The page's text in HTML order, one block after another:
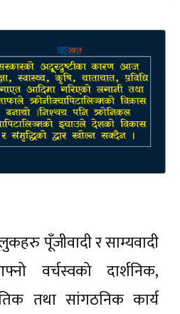
पूँजीवादी र साम्यवादी
वर्चस्वको दार्शनिक,
तथा सांगठनिक कार्य